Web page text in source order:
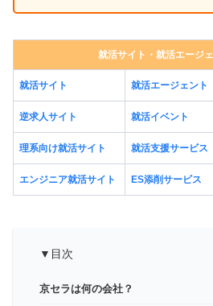
就活サイト・就活エージ
就活サイト 就活エージェント
逆求人サイト 就活イベント
理系向け就活サイト 就活支援サービス
エンジニア就活サイト ES添削サービス
▼目次
京セラは何の会社？